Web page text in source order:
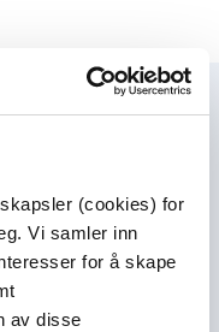
(cookies) for
Vi samler inn
for å skape
av disse